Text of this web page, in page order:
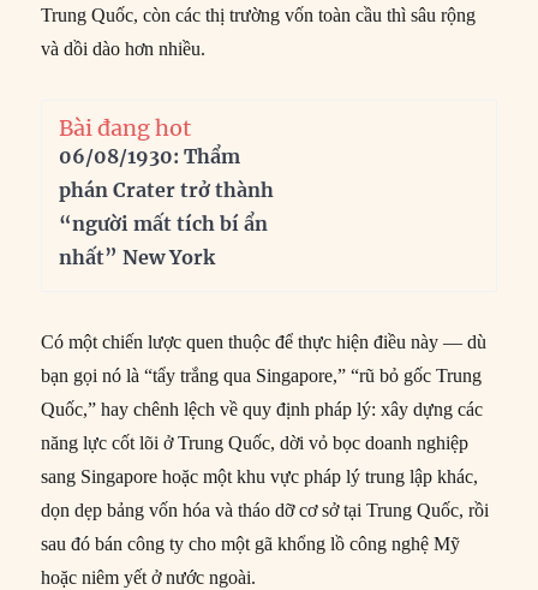
Trung Quốc, còn các thị trường vốn toàn cầu thì sâu rộng
và dồi dào hơn nhiều.
Bài đang hot
06/08/1930: Thẩm
phán Crater trở thành
“người mất tích bí ẩn
nhất” New York
Có một chiến lược quen thuộc để thực hiện điều này — dù
bạn gọi nó là “tẩy trắng qua Singapore,” “rũ bỏ gốc Trung
Quốc,” hay chênh lệch về quy định pháp lý: xây dựng các
năng lực cốt lõi ở Trung Quốc, dời vỏ bọc doanh nghiệp
sang Singapore hoặc một khu vực pháp lý trung lập khác,
dọn dẹp bảng vốn hóa và tháo dỡ cơ sở tại Trung Quốc, rồi
sau đó bán công ty cho một gã khổng lồ công nghệ Mỹ
hoặc niêm yết ở nước ngoài.